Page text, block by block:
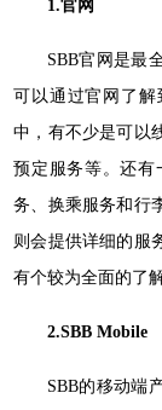
1.官网
SBB官网是最
可以通过官网了解
中，有不少是可以
预定服务等。还有
务、换乘服务和行
则会提供详细的服
有个较为全面的了解
2.SBB Mobile
SBB的移动端